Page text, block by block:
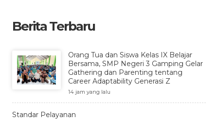
Berita Terbaru
Orang Tua dan Siswa Kelas IX Belajar
Bersama, SMP Negeri 3 Gamping Gelar
Gathering dan Parenting tentang
Career Adaptability Generasi Z
14 jam yang lalu
Standar Pelayanan